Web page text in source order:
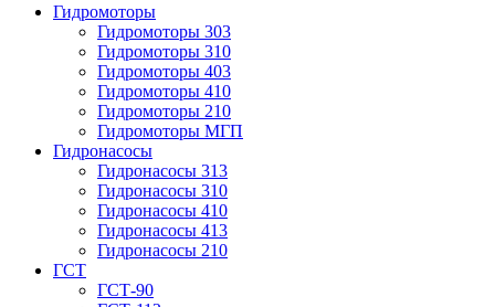
Гидромоторы
Гидромоторы 303
Гидромоторы 310
Гидромоторы 403
Гидромоторы 410
Гидромоторы 210
Гидромоторы МГП
Гидронасосы
Гидронасосы 313
Гидронасосы 310
Гидронасосы 410
Гидронасосы 413
Гидронасосы 210
ГСТ
ГСТ-90